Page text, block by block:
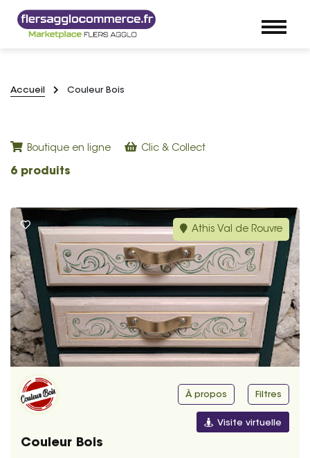
Accueil Couleur Bois
Boutique en ligne Clic & Collect
6 produits
Athis Val de Rouvre
À propos Filtres
Visite virtuelle
Couleur Bois